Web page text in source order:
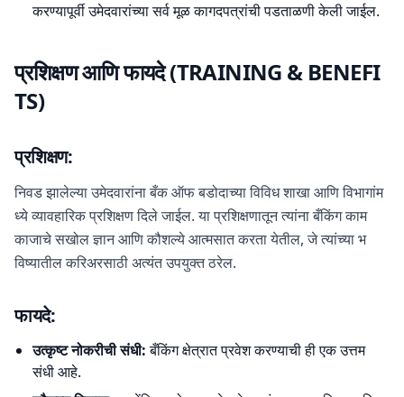
करण्यापूर्वी उमेदवारांच्या सर्व मूळ कागदपत्रांची पडताळणी केली जाईल.
प्रशिक्षण आणि फायदे (TRAINING & BENEFI
TS)
प्रशिक्षण:
निवड झालेल्या उमेदवारांना बँक ऑफ बडोदाच्या विविध शाखा आणि विभागांम
ध्ये व्यावहारिक प्रशिक्षण दिले जाईल. या प्रशिक्षणातून त्यांना बँकिंग काम
काजाचे सखोल ज्ञान आणि कौशल्ये आत्मसात करता येतील, जे त्यांच्या भ
विष्यातील करिअरसाठी अत्यंत उपयुक्त ठरेल.
फायदे:
उत्कृष्ट नोकरीची संधी:बँकिंग क्षेत्रात प्रवेश करण्याची ही एक उत्तम
संधी आहे.